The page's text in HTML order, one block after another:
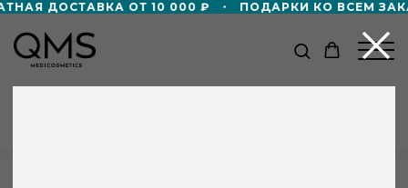
ДОСТАВКА ОТ 10 000 ₽ ПОДАРКИ КО ВСЕМ